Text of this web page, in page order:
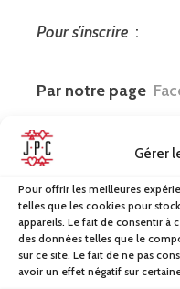
Gérer
Pour offrir les meilleures
telles que les cookies pour
appareils. Le fait de consentir à
des données telles que le
sur ce site. Le fait de ne pas
avoir un effet négatif sur
Pour s’inscrire :
Par notre page
Par mail
Oupar téléphone:
président)